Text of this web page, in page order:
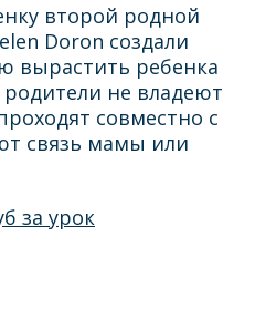
второй родной
Doron создали
вырастить ребенка
не владеют
совместно с
связь мамы или
за урок